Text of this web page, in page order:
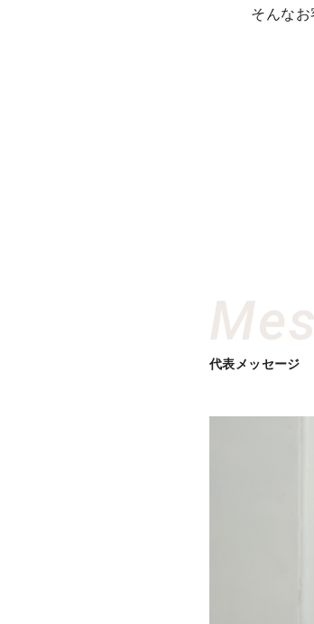
そんなお
代表メッセージ